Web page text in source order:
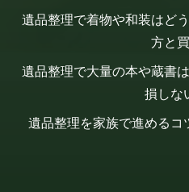
遺品整理で着物や和装はど
方と
遺品整理で大量の本や蔵書
損しな
遺品整理を家族で進める